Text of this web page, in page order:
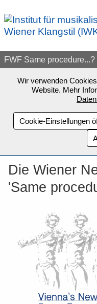
FWF Same procedure...?
Wir verwenden
Website. Mehr
Cookie-Einstellungen
Die Wiener
'Same